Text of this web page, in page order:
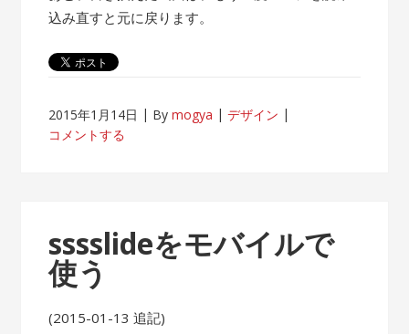
込み直すと元に戻ります。
2015年1月14日 Bymogya
デザイン
コメントする
sssslideをモバイルで
使う
(2015-01-13 追記)